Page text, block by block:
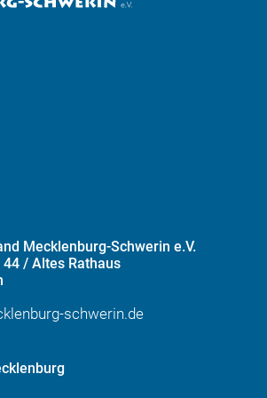
Mecklenburg-Schwerin e.V.
/ Altes Rathaus
schwerin.de